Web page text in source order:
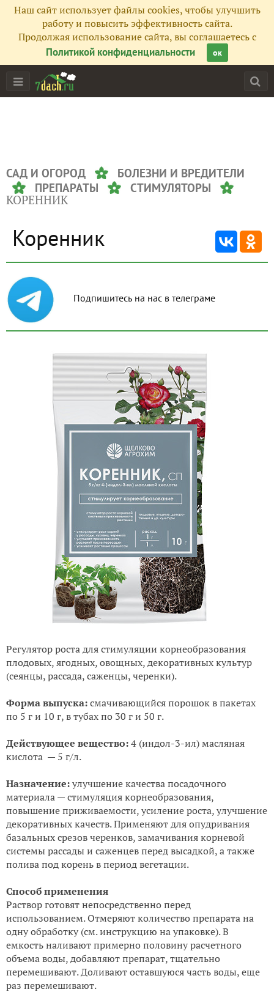
Наш сайт использует файлы cookies, чтобы улучшить
работу и повысить эффективность сайта.
Продолжая использование сайта, вы соглашаетесь с
Политикой конфиденциальности
ок
САД И ОГОРОД
БОЛЕЗНИ И ВРЕДИТЕЛИ
ПРЕПАРАТЫ
СТИМУЛЯТОРЫ
КОРЕННИК
Коренник
Подпишитесь на нас в телеграме
Регулятор роста для стимуляции корнеобразования
плодовых, ягодных, овощных, декоративных культур
(сеянцы, рассада, саженцы, черенки).
Форма выпуска:смачивающийся порошок в пакетах
по 5 г и 10 г, в тубах по 30 г и 50 г.
Действующее вещество:4 (индол-3-ил) масляная
кислота — 5 г/л.
Назначение:улучшение качества посадочного
материала — стимуляция корнеобразования,
повышение приживаемости, усиление роста, улучшение
декоративных качеств. Применяют для опудривания
базальных срезов черенков, замачивания корневой
системы рассады и саженцев перед высадкой, а также
полива под корень в период вегетации.
Способ применения
Раствор готовят непосредственно перед
использованием. Отмеряют количество препарата на
одну обработку (см. инструкцию на упаковке). В
емкость наливают примерно половину расчетного
объема воды, добавляют препарат, тщательно
перемешивают. Доливают оставшуюся часть воды, еще
раз перемешивают.